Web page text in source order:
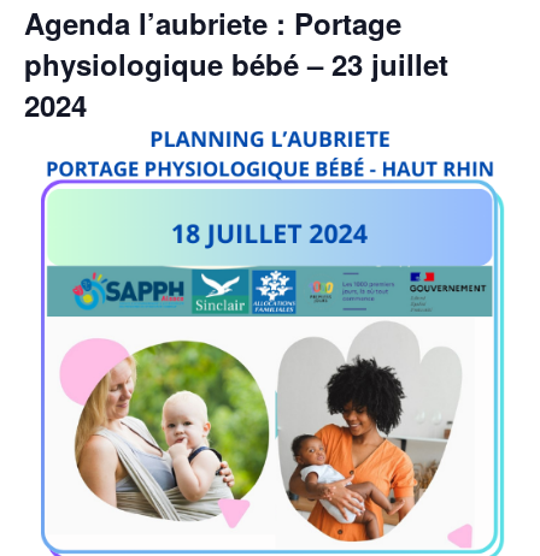
Agenda l’aubriete : Portage
physiologique bébé – 23 juillet
2024